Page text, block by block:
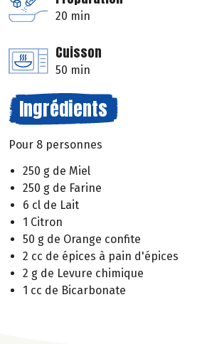
20 min
Cuisson
50 min
Ingrédients
Pour 8 personnes
250 g de Miel
250 g de Farine
6 cl de Lait
1 Citron
50 g de Orange confite
2 cc de épices à pain d'épices
2 g de Levure chimique
1 cc de Bicarbonate